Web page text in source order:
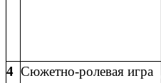
4 Сюжетно-ролевая игра